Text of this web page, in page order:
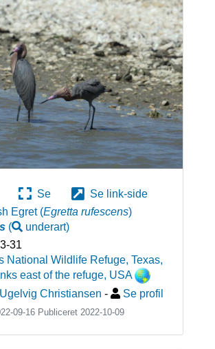
Se
Se link-side
Egret (Egretta rufescens)
( underart)
31
National Wildlife Refuge, Texas,
east of the refuge, USA
Christiansen - Se profil
09-16 Publiceret 2022-10-09